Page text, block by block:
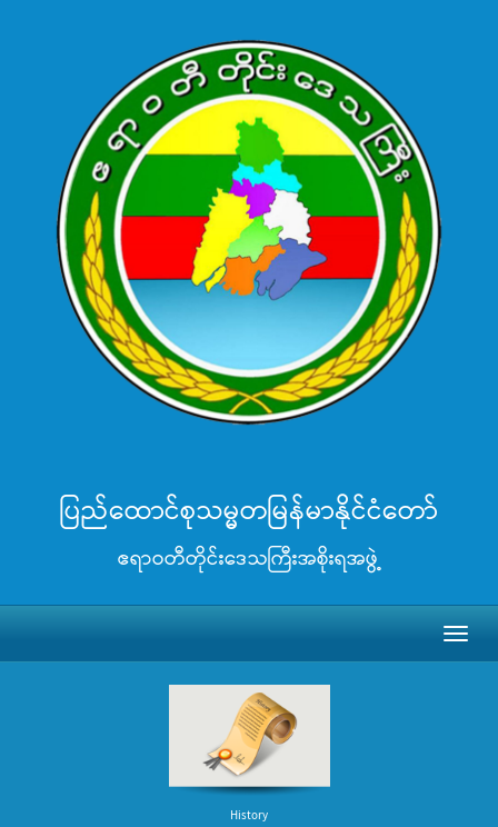
ပြည်ထောင်စုသမ္မတမြန်မာနိုင်ငံတော်
ဧရာဝတီတိုင်းဒေသကြီးအစိုးရအဖွဲ့
History